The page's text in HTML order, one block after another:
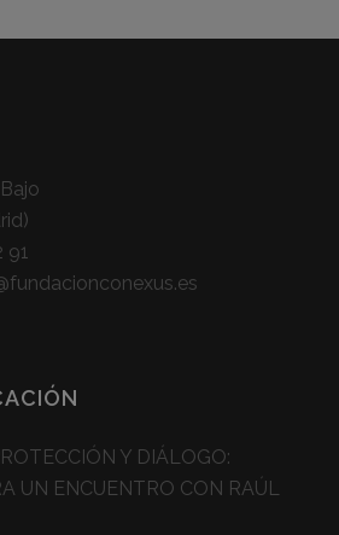
91
Y DIÁLOGO:
UN ENCUENTRO CON RAÚL